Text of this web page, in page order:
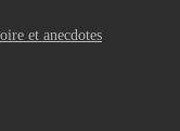
et anecdotes